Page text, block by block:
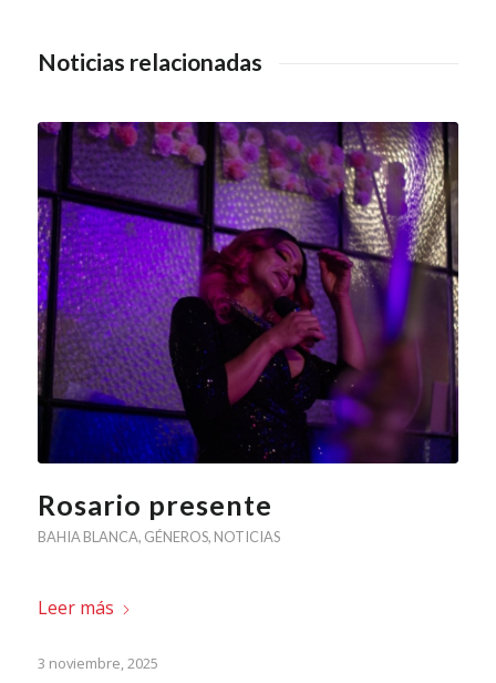
Noticias relacionadas
Rosario presente
BAHIA BLANCA, GÉNEROS, NOTICIAS
Leer más
3 noviembre, 2025